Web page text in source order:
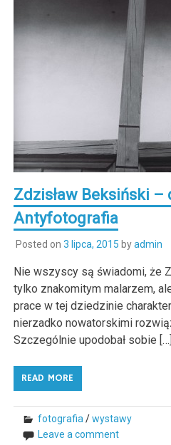
Zdzisław Beksiński –
Antyfotografia
Posted on 3 lipca, 2015 byadmin
Nie wszyscy są świadomi, że
tylko znakomitym malarzem,
prace w tej dziedzinie
nierzadko nowatorskimi
Szczególnie upodobał sobie […]
READ MORE
fotografia /wystawy
Leave a comment